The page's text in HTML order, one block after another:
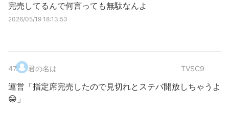
完売してるんで何言っても無駄なんよ
2026/05/19 18:13:53
47. 君の名は TVSC9
運営「指定席完売したので見切れとステバ開放しちゃうよ
😁」